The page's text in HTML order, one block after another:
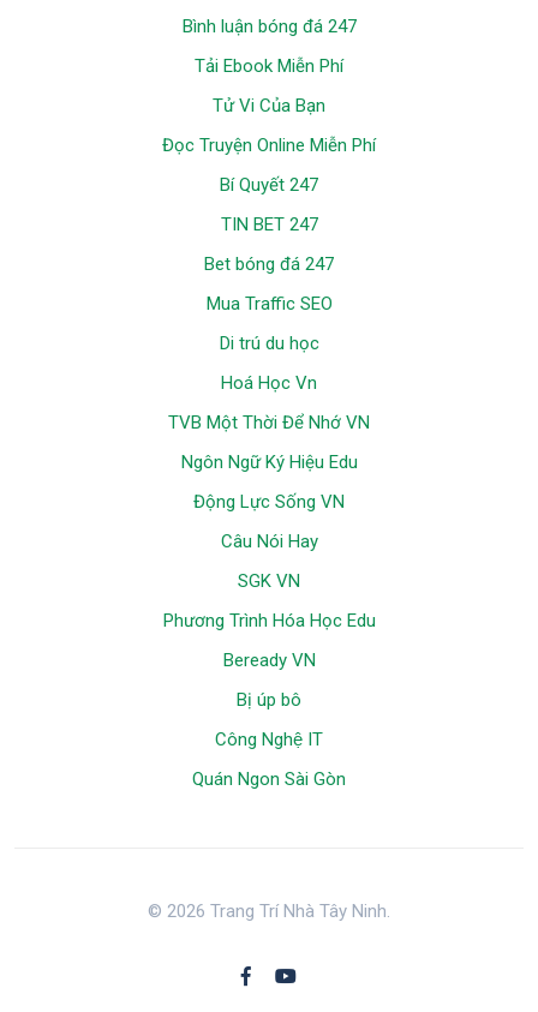
Bình luận bóng đá 247
Tải Ebook Miễn Phí
Tử Vi Của Bạn
Đọc Truyện Online Miễn Phí
Bí Quyết 247
TIN BET 247
Bet bóng đá 247
Mua Traffic SEO
Di trú du học
Hoá Học Vn
TVB Một Thời Để Nhớ VN
Ngôn Ngữ Ký Hiệu Edu
Động Lực Sống VN
Câu Nói Hay
SGK VN
Phương Trình Hóa Học Edu
Beready VN
Bị úp bô
Công Nghệ IT
Quán Ngon Sài Gòn
© 2026 Trang Trí Nhà Tây Ninh.